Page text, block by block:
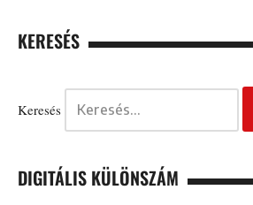
KERESÉS
Keresés
DIGITÁLIS KÜLÖNSZÁM